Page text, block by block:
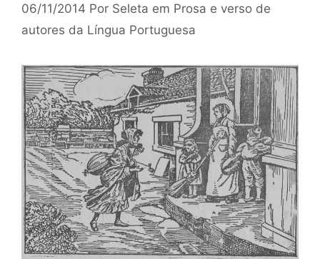
06/11/2014 Por Seleta em Prosa e verso de
autores da Língua Portuguesa